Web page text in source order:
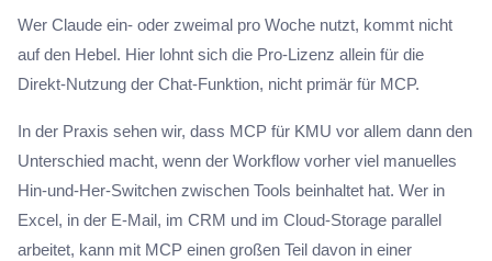
Wer Claude ein- oder zweimal pro Woche nutzt, kommt nicht
auf den Hebel. Hier lohnt sich die Pro-Lizenz allein für die
Direkt-Nutzung der Chat-Funktion, nicht primär für MCP.
In der Praxis sehen wir, dass MCP für KMU vor allem dann den
Unterschied macht, wenn der Workflow vorher viel manuelles
Hin-und-Her-Switchen zwischen Tools beinhaltet hat. Wer in
Excel, in der E-Mail, im CRM und im Cloud-Storage parallel
arbeitet, kann mit MCP einen großen Teil davon in einer